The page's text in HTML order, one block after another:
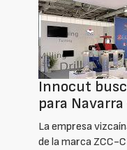
Innocut
para
La empresa
de la marca ZCC-